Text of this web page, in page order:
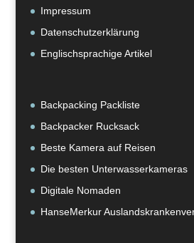
Impressum
Datenschutzerklärung
Englischsprachige Artikel
Backpacking Packliste
Backpacker Rucksack
Beste Kamera auf Reisen
Die besten Unterwasserkameras
Digitale Nomaden
HanseMerkur